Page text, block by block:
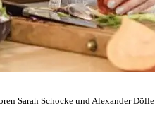
Sarah Schocke und Alexander Dölle